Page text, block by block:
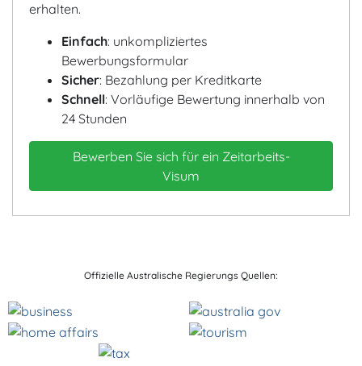
erhalten.
Einfach: unkompliziertes
Bewerbungsformular
Sicher: Bezahlung per Kreditkarte
Schnell: Vorläufige Bewertung innerhalb von
24 Stunden
Bewerben Sie sich für ein Zeitarbeits-
Visum
Offizielle Australische Regierungs Quellen: